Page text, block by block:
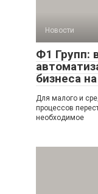
Новости
Ф1 Групп:
бизнеса
Для малого и
процессов
необходимое